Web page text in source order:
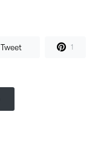
Tweet 1